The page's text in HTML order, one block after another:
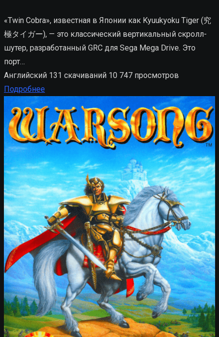
«Twin Cobra», известная в Японии как Kyuukyoku Tiger (究
極タイガー), — это классический вертикальный скролл-
шутер, разработанный GRC для Sega Mega Drive. Это
порт…
Английский 131 скачиваний 10 747 просмотров
Подробнее